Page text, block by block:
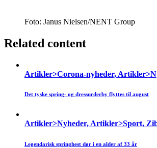
Foto: Janus Nielsen/NENT Group
Related content
Artikler>Corona-nyheder,
Det tyske spring- og dressurderby flyttes til august
Artikler>Nyheder, Artikler>Sport,
Legendarisk springhest dør i en alder af 33 år